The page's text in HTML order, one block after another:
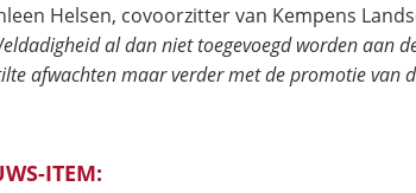
Helsen, covoorzitter van Kempens
al dan niet toegevoegd worden aan
afwachten maar verder met de promotie van
ITEM: